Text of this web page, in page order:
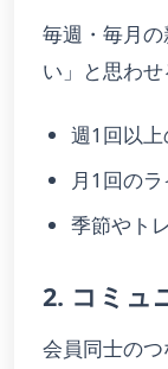
毎週・毎月
い」と思わせ
週1回以
月1回の
季節やト
2. コミュ
会員同士の